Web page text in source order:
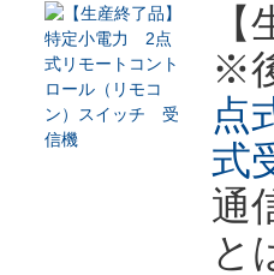
※
点
式
通
と